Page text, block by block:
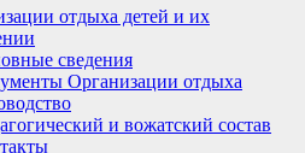
отдыха детей и их
сведения
Организации отдыха
и вожатский состав